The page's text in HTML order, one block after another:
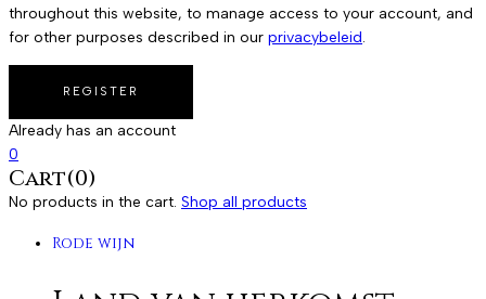
throughout this website, to manage access to your account, and
for other purposes described in our privacybeleid.
Already has an account
0
Cart(0)
No products in the cart. Shop all products
Rode wijn